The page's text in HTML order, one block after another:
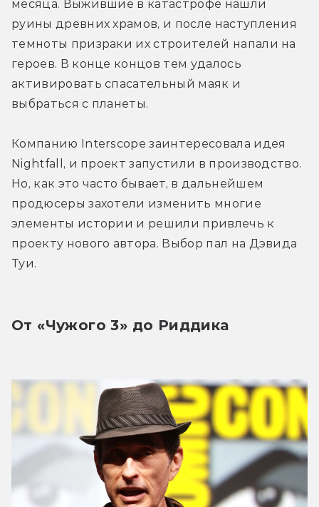
месяца. Выжившие в катастрофе нашли
руины древних храмов, и после наступления
темноты призраки их строителей напали на
героев. В конце концов тем удалось
активировать спасательный маяк и
выбраться с планеты.
Компанию Interscope заинтересовала идея
Nightfall, и проект запустили в производство.
Но, как это часто бывает, в дальнейшем
продюсеры захотели изменить многие
элементы истории и решили привлечь к
проекту нового автора. Выбор пал на Дэвида
Туи.
От «Чужого 3» до Риддика